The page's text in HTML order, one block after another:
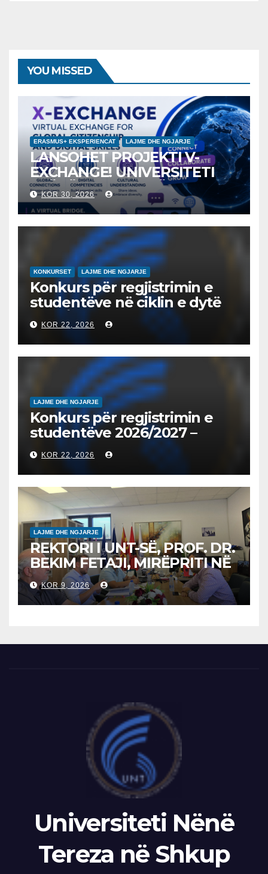
YOU MISSED
ERASMUS+ EKSPERIENCAT LAJME DHE NGJARJE
LANSOHET PROJEKTI V-
EXCHANGE! UNIVERSITETI
“NËNË TEREZA” NË SHKUP
UDHËHEQ NISMËN
NDËRKOMBËTARE PËR
EDUKIMIN DIGJITAL DHE
QYTETARINË GLOBALE
KOR 30, 2026
KONKURSET LAJME DHE NGJARJE
Konkurs për regjistrimin e
studentëve në ciklin e dytë
2026/2027 – Конкурс за
запишување на студенти
на втор циклус студии за
2026/2027
KOR 22, 2026
LAJME DHE NGJARJE
Konkurs për regjistrimin e
studentëve 2026/2027 –
Конкурс за запишување на
студенти за 2026/2027
KOR 22, 2026
LAJME DHE NGJARJE
REKTORI I UNT-SË, PROF. DR.
BEKIM FETAJI, MIRËPRITI NË
TAKIM ZYRTAR DREJTORIN E
SH.A MEPSO, DR. BURIM
LATIFIN
KOR 9, 2026
Universiteti Nënë
Tereza në Shkup